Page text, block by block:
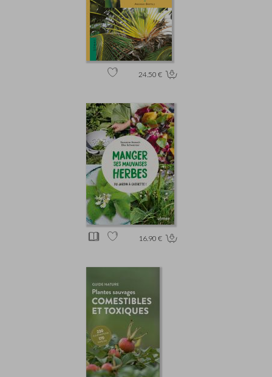
24.50 €
16.90 €